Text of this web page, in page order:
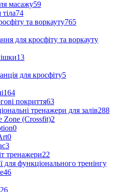
масажу59
74
та воркауту765
для кросфіту та воркауту
13
для кросфіту5
164
покриття63
тренажери для залів288
Zone (Crossfit)2
0
0
3
тренажери22
для функціонального тренінгу
46
26